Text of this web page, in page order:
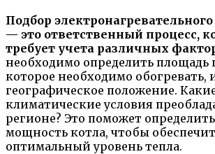
Подбор
— это ответственный процесс,
требует учета различных
необходимо определить
которое необходимо обогревать,
географическое положение.
климатические условия
регионе? Это поможет
мощность котла, чтобы
оптимальный уровень тепла.